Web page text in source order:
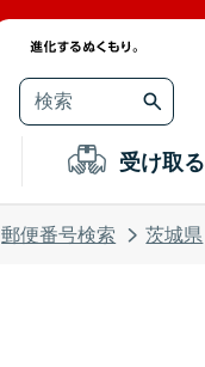
受け取る
郵便番号検索 茨城県